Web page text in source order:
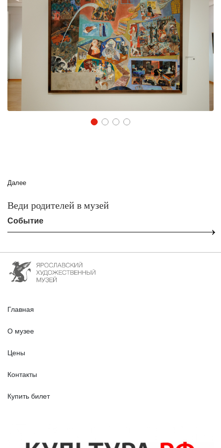
1 2 3 4
Далее
Веди родителей в музей
Событие
Главная
О музее
Цены
Контакты
Купить билет